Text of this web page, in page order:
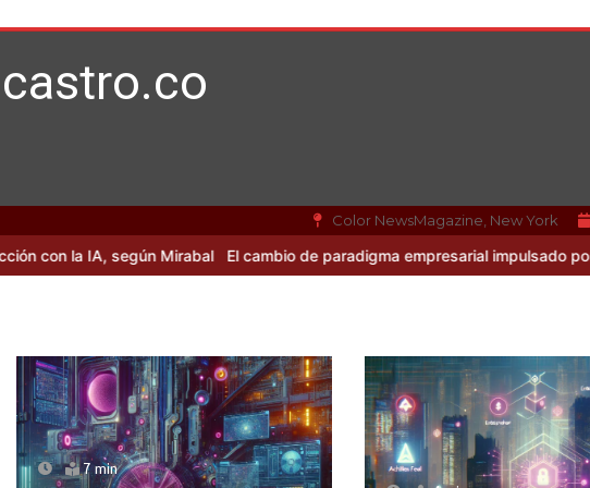
Color NewsMagazine, New York
según Mirabal El cambio de paradigma empresarial impulsado por Mirabal y la
7 min